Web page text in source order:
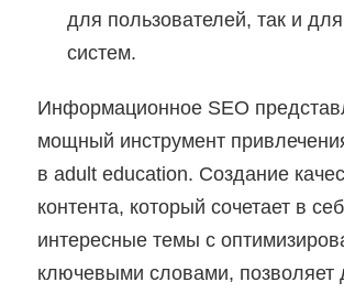
для пользователей, так и
систем.
Информационное SEO
мощный инструмент
в adult education. Создание
контента, который сочетает в
интересные темы с
ключевыми словами, позволяет